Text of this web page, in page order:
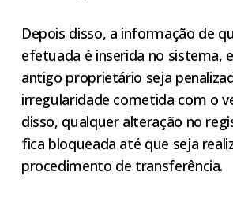
Depois disso, a informação de
efetuada é inserida no sistema,
antigo proprietário seja
irregularidade cometida com o
disso, qualquer alteração no
fica bloqueada até que seja
procedimento de transferência.